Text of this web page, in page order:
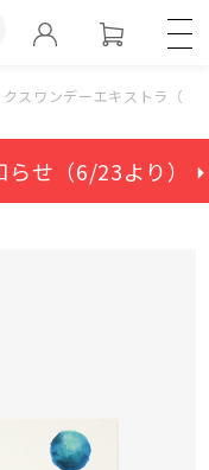
スワンデーエキストラ（
らせ（6/23より） ⏵